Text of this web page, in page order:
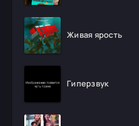
Живая ярость
Гиперзвук